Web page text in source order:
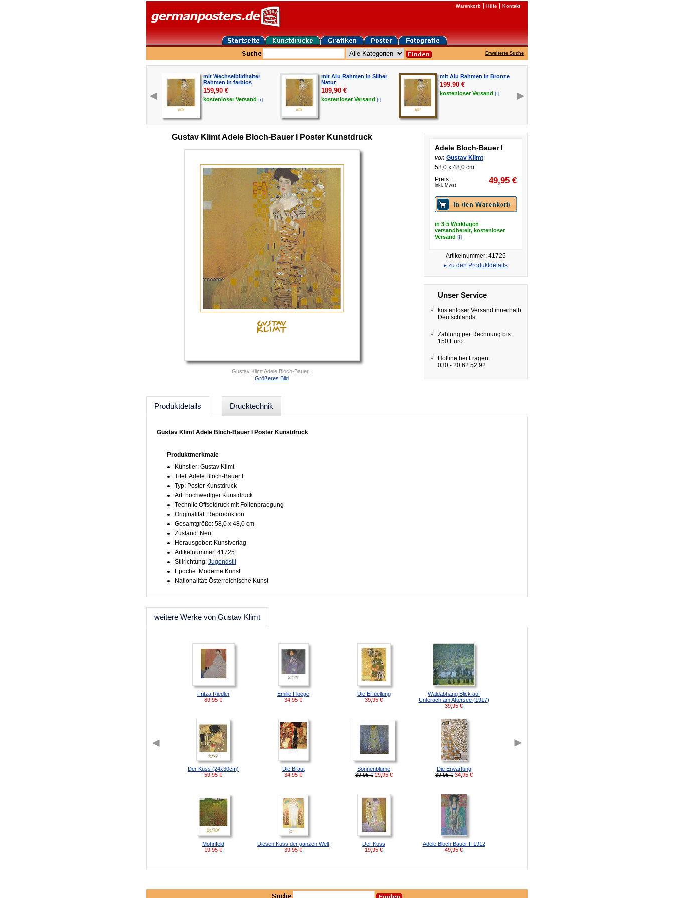
Warenkorb Hilfe Kontakt
Erweiterte Suche
mit Wechselbildhalter
Rahmen in farblos
159,90 €
kostenloserVersand [i]
mit Alu Rahmen in Silber
Natur
189,90 €
kostenloserVersand [i]
mit Alu Rahmen in Bronze
199,90 €
kostenloserVersand [i]
Gustav Klimt Adele Bloch-Bauer I Poster Kunstdruck
Gustav Klimt Adele Bloch-Bauer I
Größeres Bild
Adele Bloch-Bauer I
von Gustav Klimt
58,0 x 48,0 cm
Preis:
inkl. Mwst 49,95 €
in 3-5 Werktagen
versandbereit, kostenloser
Versand [i]
Artikelnummer: 41725
▸ zu den Produktdetails
Unser Service
kostenloser Versand innerhalb
Deutschlands
Zahlung per Rechnung bis
150 Euro
Hotline bei Fragen:
030 - 20 62 52 92
Produktdetails Drucktechnik
Gustav Klimt Adele Bloch-Bauer I Poster Kunstdruck
Produktmerkmale
Künstler: Gustav Klimt
Titel: Adele Bloch-Bauer I
Typ: Poster Kunstdruck
Art: hochwertiger Kunstdruck
Technik: Offsetdruck mit Folienpraegung
Originalität: Reproduktion
Gesamtgröße: 58,0 x 48,0 cm
Zustand: Neu
Herausgeber: Kunstverlag
Artikelnummer: 41725
Stilrichtung: Jugendstil
Epoche: Moderne Kunst
Nationalität: Österreichische Kunst
weitere Werke von Gustav Klimt
Fritza Riedler
89,95 €
Emilie Floege
34,95 €
Die Erfuellung
39,95 €
Waldabhang Blick auf
Unterach am Attersee (1917)
39,95 €
Der Kuss (24x30cm)
59,95 €
Die Braut
34,95 €
Sonnenblume
39,95 € 29,95 €
Die Erwartung
39,95 € 34,95 €
Mohnfeld
19,95 €
Diesen Kuss der ganzen Welt
39,95 €
Der Kuss
19,95 €
Adele Bloch Bauer II 1912
49,95 €